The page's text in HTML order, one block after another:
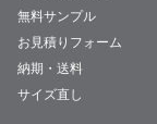
無料サンプル
お見積りフォーム
納期・送料
サイズ直し